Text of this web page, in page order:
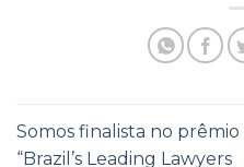
Somos finalista no prêmio
“Brazil’s Leading Lawyers